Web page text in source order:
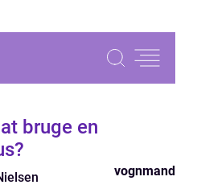
bruge en
vognmand